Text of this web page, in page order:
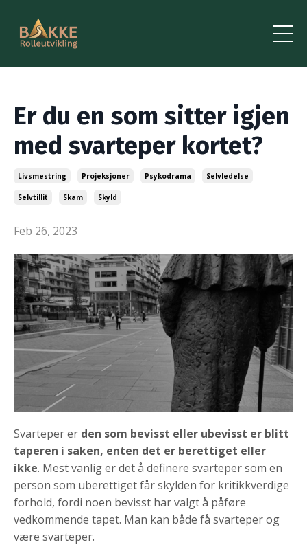
Er du en som sitter igjen
med svarteper kortet?
Livsmestring Projeksjoner Psykodrama Selvledelse
Selvtillit Skam Skyld
Feb 26, 2023
Svarteper er den som bevisst eller ubevisst er blitt
taperen i saken, enten det er berettiget eller
ikke. Mest vanlig er det å definere svarteper som en
person som uberettiget får skylden for kritikkverdige
forhold, fordi noen bevisst har valgt å påføre
vedkommende tapet. Man kan både få svarteper og
være svarteper.